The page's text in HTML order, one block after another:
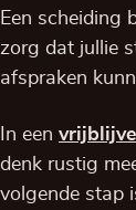
Een scheiding
zorg dat jullie
afspraken
In een
denk rustig
volgende stap